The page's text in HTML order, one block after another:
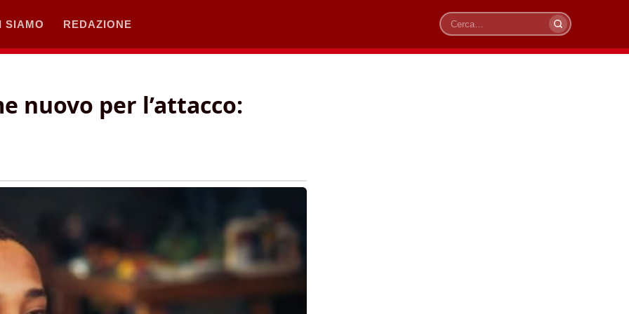
SIAMO REDAZIONE
Cerca
nuovo per l’attacco: